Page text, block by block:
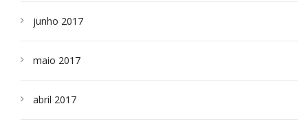
junho 2017
maio 2017
abril 2017